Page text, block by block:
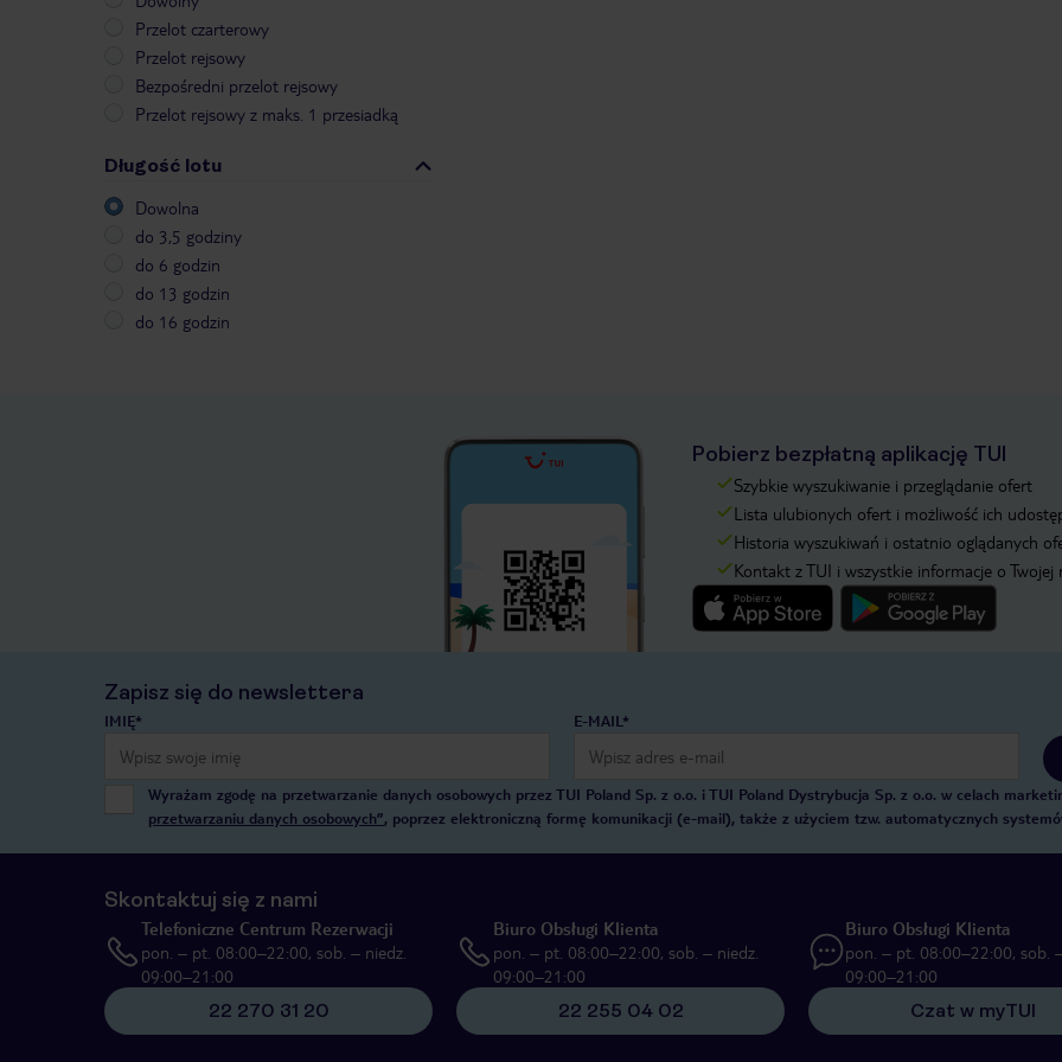
Przelot czarterowy
Przelot rejsowy
Bezpośredni przelot rejsowy
Przelot rejsowy z maks. 1 przesiadką
Długość lotu
Dowolna
do 3,5 godziny
do 6 godzin
do 13 godzin
do 16 godzin
Pobierz bezpłatną aplikację TUI
Szybkie wyszukiwanie i przeglądanie ofert
Lista ulubionych ofert i możliwość ich
Historia wyszukiwań i ostatnio oglądanych
Kontakt z TUI i wszystkie informacje o Twojej
Zapisz się do newslettera
IMIĘ* E-MAIL*
Wyrażam zgodę na przetwarzanie danych osobowych przez TUI Poland Sp. z o.o. i TUI Poland Dystrybucja Sp. z o.o. w celach
przetwarzaniu danych osobowych”, poprzez elektroniczną formę komunikacji (e-mail), także z użyciem tzw. automatycznych
Skontaktuj się z nami
Telefoniczne Centrum Rezerwacji
pon. – pt. 08:00–22:00, sob. – niedz.
09:00–21:00
22 270 31 20
Biuro Obsługi Klienta
pon. – pt. 08:00–22:00, sob. – niedz.
09:00–21:00
22 255 04 02
Biuro Obsługi Klienta
pon. – pt. 08:00–22:00, sob.
09:00–21:00
Czat w myTUI